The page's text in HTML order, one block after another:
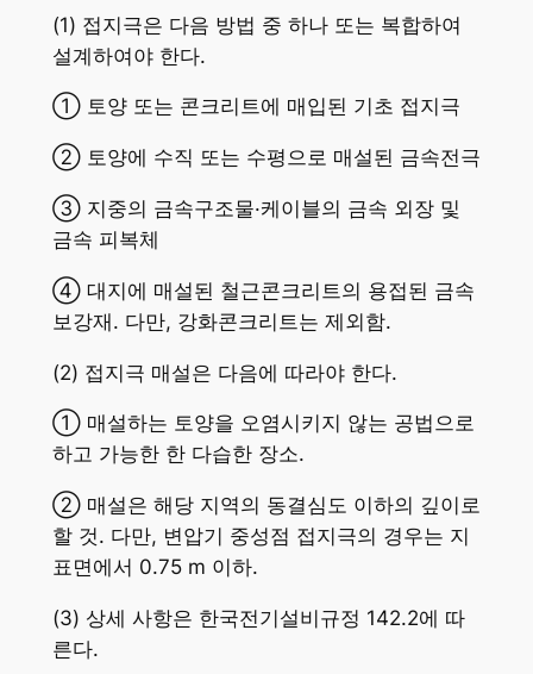
(1) 접지극은 다음 방법 중 하나 또는 복합하여
설계하여야 한다.
① 토양 또는 콘크리트에 매입된 기초 접지극
② 토양에 수직 또는 수평으로 매설된 금속전극
③ 지중의 금속구조물·케이블의 금속 외장 및
금속 피복체
④ 대지에 매설된 철근콘크리트의 용접된 금속
보강재. 다만, 강화콘크리트는 제외함.
(2) 접지극 매설은 다음에 따라야 한다.
① 매설하는 토양을 오염시키지 않는 공법으로
하고 가능한 한 다습한 장소.
② 매설은 해당 지역의 동결심도 이하의 깊이로
할 것. 다만, 변압기 중성점 접지극의 경우는 지
표면에서 0.75 m 이하.
(3) 상세 사항은 한국전기설비규정 142.2에 따
른다.